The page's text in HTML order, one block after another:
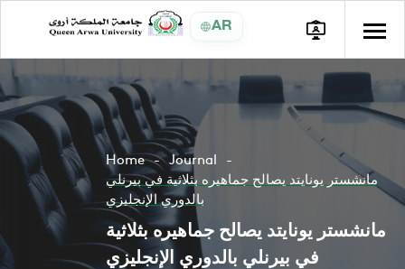
AR
Home
Journal
مانشستر يونايتد يصالح جماهيره بثلاثية في بيرنلي
بالدوري الإنجليزي
مانشستر يونايتد يصالح جماهيره بثلاثية
في بيرنلي بالدوري الإنجليزي